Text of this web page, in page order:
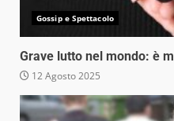
Gossip e Spettacolo
Grave lutto nel mondo: è
12 Agosto 2025